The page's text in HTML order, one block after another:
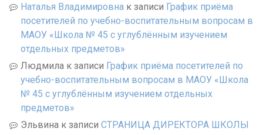
Наталья Владимировна к записи График приёма
посетителей по учебно-воспитательным вопросам в
МАОУ «Школа № 45 с углублённым изучением
отдельных предметов»
Людмила к записи График приёма посетителей по
учебно-воспитательным вопросам в МАОУ «Школа
№ 45 с углублённым изучением отдельных
предметов»
Эльвина к записи СТРАНИЦА ДИРЕКТОРА ШКОЛЫ